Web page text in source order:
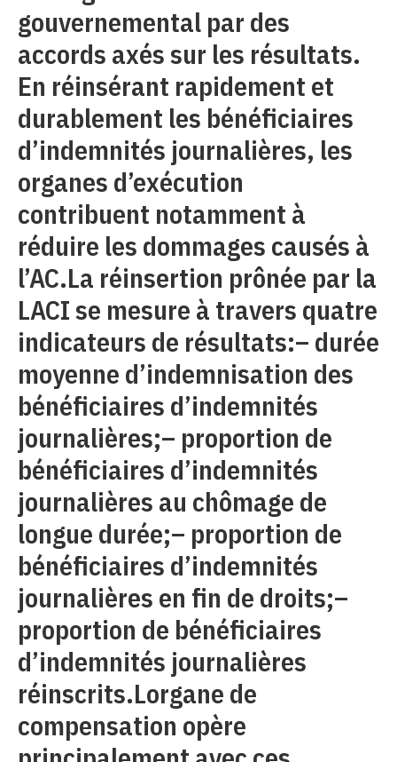
gouvernemental par des
accords axés sur les résultats.
En réinsérant rapidement et
durablement les bénéficiaires
d’indemnités journalières, les
organes d’exécution
contribuent notamment à
réduire les dommages causés à
l’AC.La réinsertion prônée par la
LACI se mesure à travers quatre
indicateurs de résultats:– durée
moyenne d’indemnisation des
bénéficiaires d’indemnités
journalières;– proportion de
bénéficiaires d’indemnités
journalières au chômage de
longue durée;– proportion de
bénéficiaires d’indemnités
journalières en fin de droits;–
proportion de bénéficiaires
d’indemnités journalières
réinscrits.Lorgane de
compensation opère